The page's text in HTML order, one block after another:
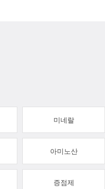
미네랄
아미노산
증점제